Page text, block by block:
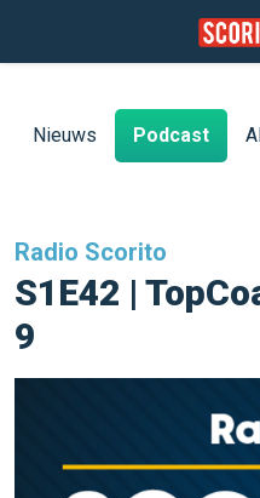
Nieuws Podcast
Radio Scorito
S1E42 |
9